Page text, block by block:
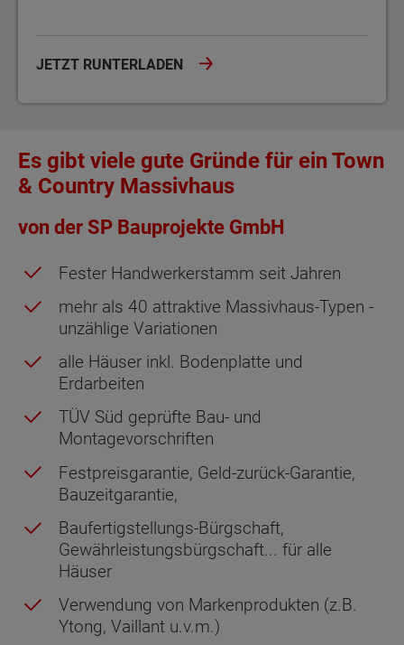
JETZT RUNTERLADEN
Es gibt viele gute Gründe für ein Town
& Country Massivhaus
von der SP Bauprojekte GmbH
Fester Handwerkerstamm seit Jahren
mehr als 40 attraktive Massivhaus-Typen -
unzählige Variationen
alle Häuser inkl. Bodenplatte und
Erdarbeiten
TÜV Süd geprüfte Bau- und
Montagevorschriften
Festpreisgarantie, Geld-zurück-Garantie,
Bauzeitgarantie,
Baufertigstellungs-Bürgschaft,
Gewährleistungsbürgschaft... für alle
Häuser
Verwendung von Markenprodukten (z.B.
Ytong, Vaillant u.v.m.)